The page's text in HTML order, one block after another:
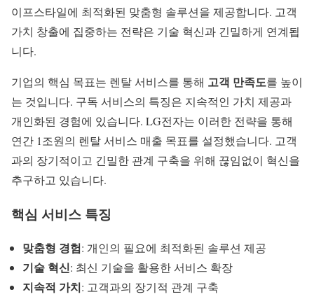
이프스타일에 최적화된 맞춤형 솔루션을 제공합니다. 고객
가치 창출에 집중하는 전략은 기술 혁신과 긴밀하게 연계됩
니다.
기업의 핵심 목표는 렌탈 서비스를 통해 고객 만족도를 높이
는 것입니다. 구독 서비스의 특징은 지속적인 가치 제공과
개인화된 경험에 있습니다. LG전자는 이러한 전략을 통해
연간 1조원의 렌탈 서비스 매출 목표를 설정했습니다. 고객
과의 장기적이고 긴밀한 관계 구축을 위해 끊임없이 혁신을
추구하고 있습니다.
핵심 서비스 특징
맞춤형 경험: 개인의 필요에 최적화된 솔루션 제공
기술 혁신: 최신 기술을 활용한 서비스 확장
지속적 가치: 고객과의 장기적 관계 구축